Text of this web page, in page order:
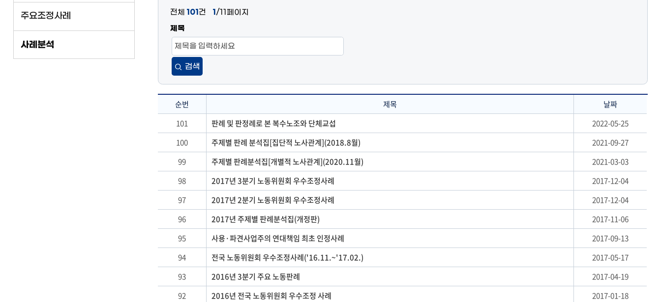
주요조정사례
사례분석
전체 101 건 1 /11페이지
제목
검색
례
석
번,
목,
순번 제목
날짜
101
판례 및 판정례로 본 복수노조와 단체교섭
2022-05-25
100
주제별 판례 분석집[집단적 노사관계](2018.8월)
2021-09-27
99
주제별 판례분석집[개별적 노사관계](2020.11월)
2021-03-03
98
2017년 3분기 노동위원회 우수조정사례
2017-12-04
97
2017년 2분기 노동위원회 우수조정사례
2017-12-04
96
2017년 주제별 판례분석집(개정판)
2017-11-06
95
사용·파견사업주의 연대책임 최초 인정사례
2017-09-13
94
전국 노동위원회 우수조정사례('16.11.~'17.02.)
2017-05-17
93
2016년 3분기 주요 노동판례
2017-04-19
92
2016년 전국 노동위원회 우수조정 사례 2017-01-18